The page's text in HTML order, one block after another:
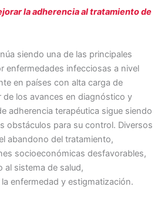
r
la adherencia al tratamiento de
siendo una de las principales
enfermedades infecciosas a nivel
en países con alta carga de
de los avances en diagnóstico y
adherencia terapéutica sigue siendo
obstáculos para su control. Diversos
abandono del tratamiento,
socioeconómicas desfavorables,
al sistema de salud,
enfermedad y estigmatización.